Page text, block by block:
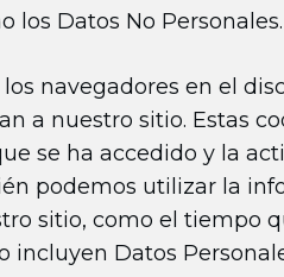
los Datos No Personales.
navegadores en el
a nuestro sitio. Estas
se ha accedido y la
podemos utilizar la
sitio, como el tiempo
incluyen Datos